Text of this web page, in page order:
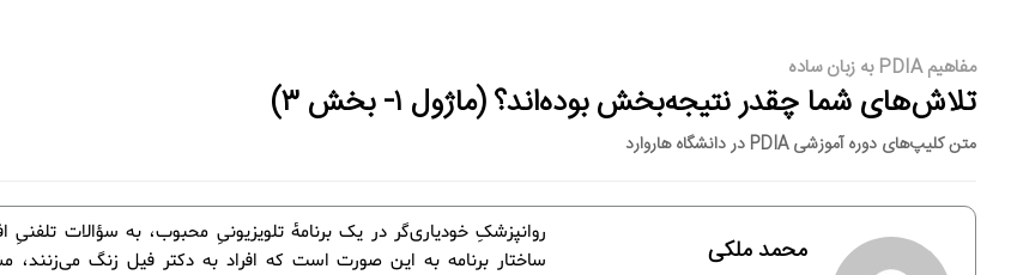
مفاهیم PDIA به زبان ساده
تلاش‌های شما چقدر نتیجه‌بخش بوده‌اند؟ (ماژول ۱- بخش ۳)
متن کلیپ‌های دوره آموزشی PDIA در دانشگاه هاروارد
روانپزشکِ خودیاری‌گر در یک برنامۀ تلویزیونیِ محبوب، به سؤالات تلفنیِ
ساختار برنامه به این صورت است که افراد به دکتر فیل زنگ می‌زنند،
محمد ملکی